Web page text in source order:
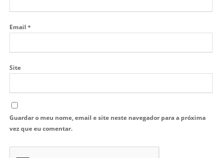
Email *
Site
Guardar o meu nome, email e site neste navegador para a próxima
vez que eu comentar.